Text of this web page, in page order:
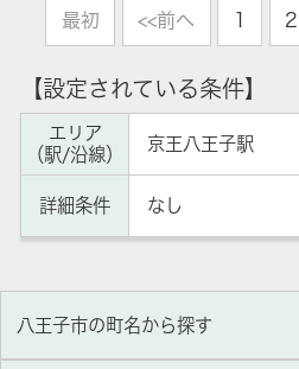
最初 <<前へ 1 2
【設定されている条件】
エリア
（駅/沿線）
京王八王子駅
詳細条件 なし
八王子市の町名から探す